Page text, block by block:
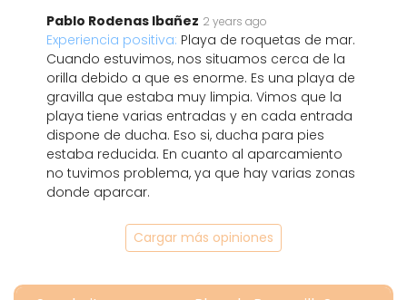
Pablo Rodenas Ibañez 2 years ago
Experiencia positiva: Playa de roquetas de mar.
Cuando estuvimos, nos situamos cerca de la
orilla debido a que es enorme. Es una playa de
gravilla que estaba muy limpia. Vimos que la
playa tiene varias entradas y en cada entrada
dispone de ducha. Eso si, ducha para pies
estaba reducida. En cuanto al aparcamiento
no tuvimos problema, ya que hay varias zonas
donde aparcar.
Cargar más opiniones